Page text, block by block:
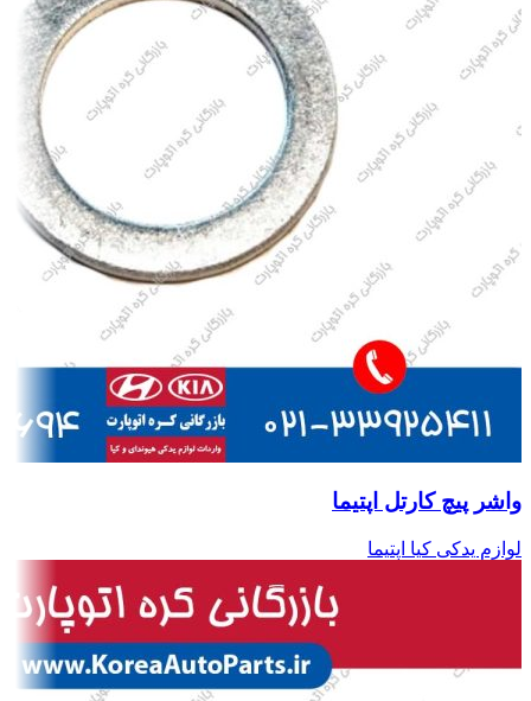
واشر پیچ کارتل اپتیما
لوازم یدکی کیا اپتیما